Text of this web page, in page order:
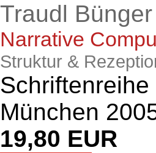
Traudl Bünger
Narrative
Struktur &
Schriftenreihe
München
19,80 EUR